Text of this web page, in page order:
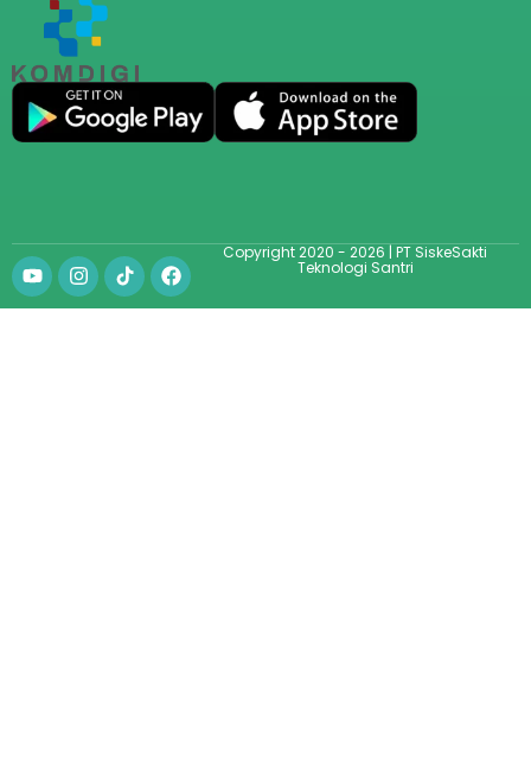
Copyright 2020 - 2026 | PT SiskeSakti
Teknologi Santri